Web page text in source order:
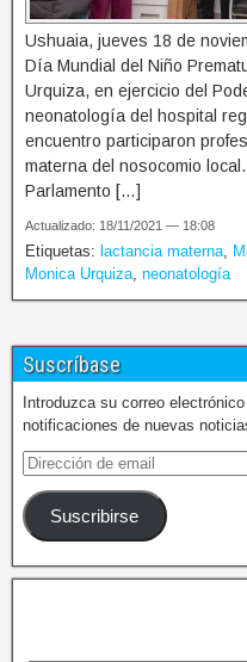
Ushuaia, jueves 18 de
Día Mundial del Niño
Urquiza, en ejercicio del
neonatología del hospital
encuentro participaron
materna del nosocomio
Parlamento […]
Actualizado: 18/11/2021 — 18:08
Etiquetas: lactancia materna
Monica Urquiza neonatología
Suscríbase
Introduzca su correo
notificaciones de nuevas
Suscribirse